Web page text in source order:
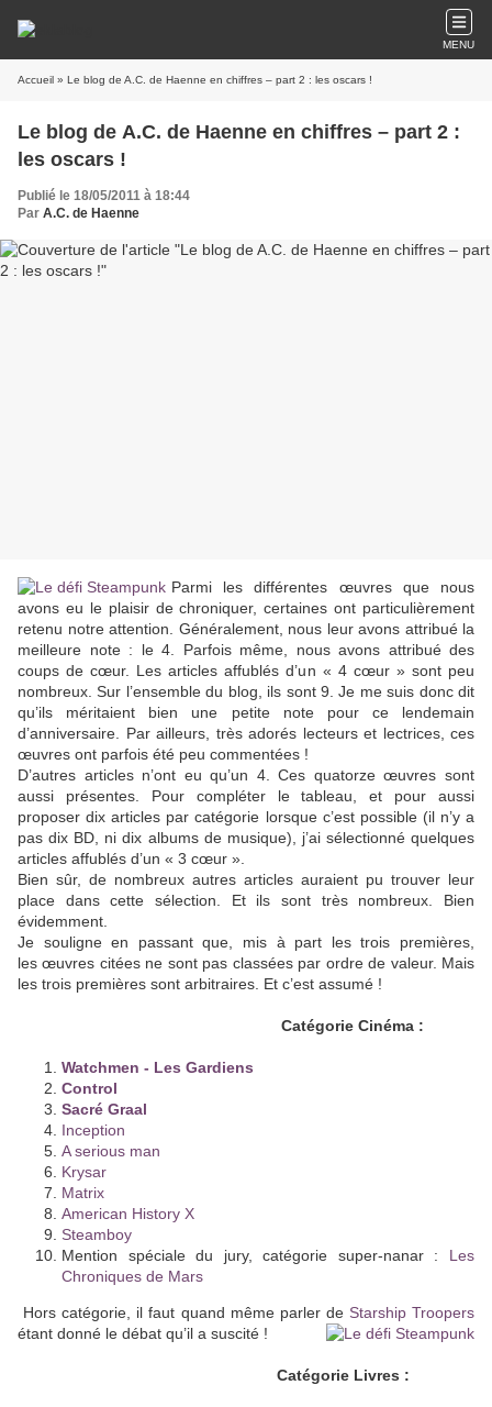
MENU
Accueil » Le blog de A.C. de Haenne en chiffres – part 2 : les oscars !
Le blog de A.C. de Haenne en chiffres – part 2 :
les oscars !
Publié le 18/05/2011 à 18:44
Par A.C. de Haenne
Parmi les différentes œuvres que nous
avons eu le plaisir de chroniquer, certaines ont particulièrement
retenu notre attention. Généralement, nous leur avons attribué la
meilleure note : le 4. Parfois même, nous avons attribué des
coups de cœur. Les articles affublés d’un « 4 cœur » sont peu
nombreux. Sur l’ensemble du blog, ils sont 9. Je me suis donc dit
qu’ils méritaient bien une petite note pour ce lendemain
d’anniversaire. Par ailleurs, très adorés lecteurs et lectrices, ces
œuvres ont parfois été peu commentées !
D’autres articles n’ont eu qu’un 4. Ces quatorze œuvres sont
aussi présentes. Pour compléter le tableau, et pour aussi
proposer dix articles par catégorie lorsque c’est possible (il n’y a
pas dix BD, ni dix albums de musique), j’ai sélectionné quelques
articles affublés d’un « 3 cœur ».
Bien sûr, de nombreux autres articles auraient pu trouver leur
place dans cette sélection. Et ils sont très nombreux. Bien
évidemment.
Je souligne en passant que, mis à part les trois premières,
les œuvres citées ne sont pas classées par ordre de valeur. Mais
les trois premières sont arbitraires. Et c’est assumé !
Catégorie Cinéma :
Watchmen - Les Gardiens
Control
Sacré Graal
Inception
A serious man
Krysar
Matrix
American History X
Steamboy
Mention spéciale du jury, catégorie super-nanar : Les
Chroniques de Mars
Hors catégorie, il faut quand même parler de Starship Troopers
étant donné le débat qu’il a suscité !
Catégorie Livres :